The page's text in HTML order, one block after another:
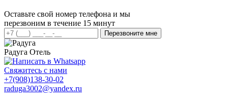
Оставьте свой номер телефона и мы
перезвоним в течение 15 минут
Перезвоните мне
Радуга Отель
Свяжитесь с нами
+7(908)138-30-02
raduga3002@yandex.ru